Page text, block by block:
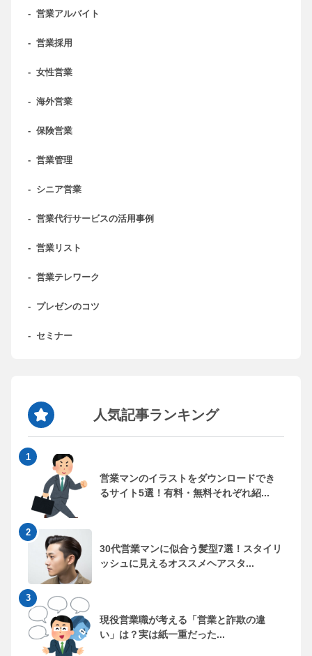
- 営業アルバイト
- 営業採用
- 女性営業
- 海外営業
- 保険営業
- 営業管理
- シニア営業
- 営業代行サービスの活用事例
- 営業リスト
- 営業テレワーク
- プレゼンのコツ
- セミナー
人気記事ランキング
営業マンのイラストをダウンロードでき
るサイト5選！有料・無料それぞれ紹...
30代営業マンに似合う髪型7選！スタイリ
ッシュに見えるオススメヘアスタ...
現役営業職が考える「営業と詐欺の違
い」は？実は紙一重だった...